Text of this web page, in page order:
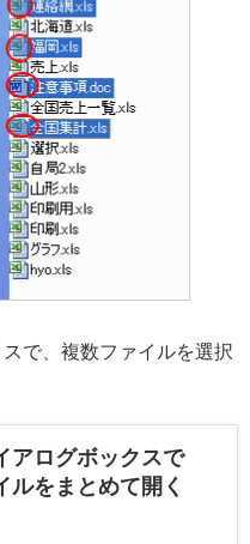
で、複数ファイルを選択
アログボックスで
ルをまとめて開く